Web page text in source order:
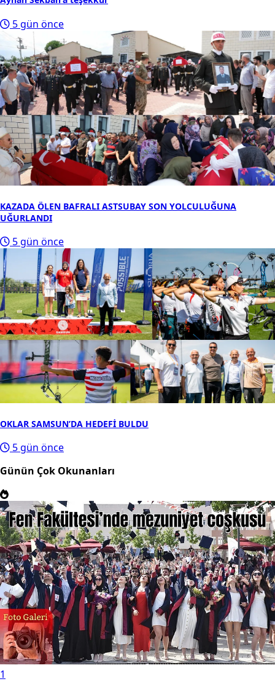
5 gün önce
KAZADA ÖLEN BAFRALI ASTSUBAY SON YOLCULUĞUNA
UĞURLANDI
5 gün önce
OKLAR SAMSUN’DA HEDEFİ BULDU
5 gün önce
Günün Çok Okunanları
1